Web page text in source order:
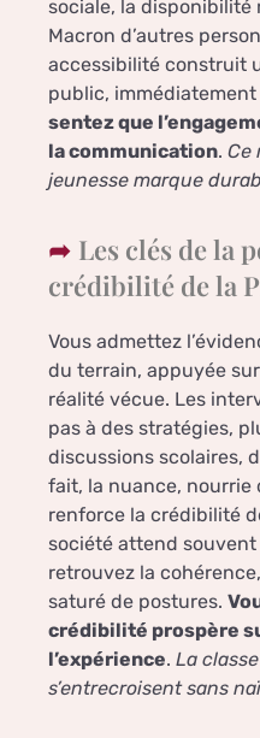
sociale, la
Macron d’autres
accessibilité construit
public,
sentez que
la communication. Ce
jeunesse marque
Les clés de la
crédibilité de la
Vous admettez
du terrain, appuyée
réalité vécue. Les
pas à des stratégies,
discussions scolaires,
fait, la nuance, nourrie
renforce la crédibilité
société attend souvent
retrouvez la
saturé de postures.
crédibilité prospère
l’expérience. La
s’entrecroisent sans